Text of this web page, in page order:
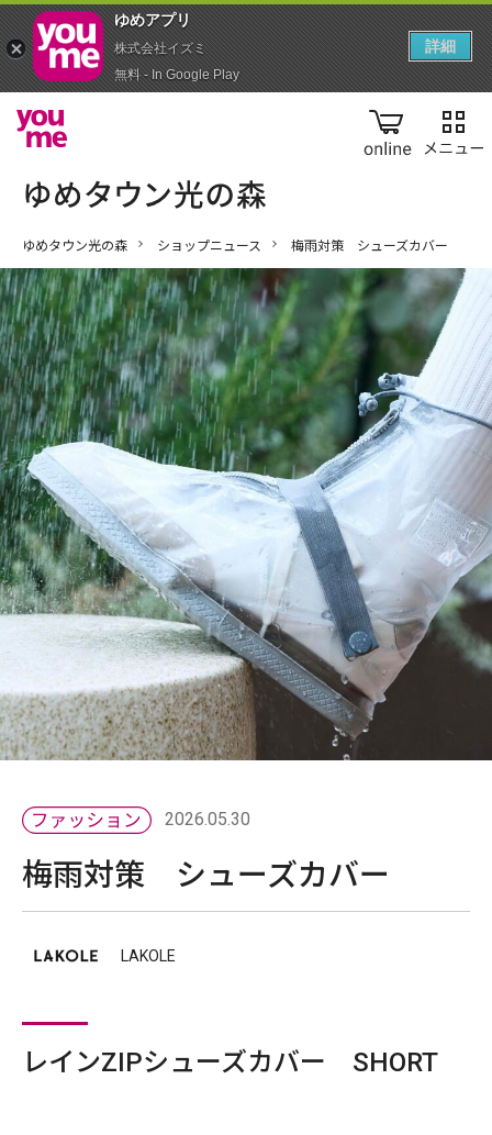
online
ゆめタウン光の森 ショップニュース 梅雨対策 シューズカバー
2026.05.30
梅雨対策 シューズカバー
LAKOLE
レインZIPシューズカバー SHORT
ゆめアプ‪リ‬
株式会社イズミ
無料 - In Google Play
詳細